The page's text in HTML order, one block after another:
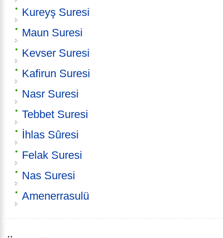
Kureyş Suresi
Maun Suresi
Kevser Suresi
Kafirun Suresi
Nasr Suresi
Tebbet Suresi
İhlas Sûresi
Felak Suresi
Nas Suresi
Amenerrasulü